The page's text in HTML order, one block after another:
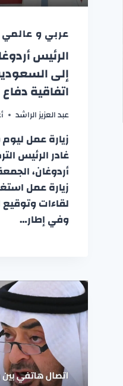
عربي و عالمي
الرئيس
إلى
اتفاقية
عبد العزيز الراشد
زيارة عمل
غادر الرئيس
أردوغان،
زيارة عمل
لقاءات
وفي إطار…